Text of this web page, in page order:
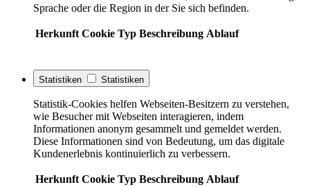
Sprache oder die Region in der Sie sich befinden.
Herkunft Cookie Typ Beschreibung Ablauf
Statistiken Statistiken
Statistik-Cookies helfen Webseiten-Besitzern zu verstehen,
wie Besucher mit Webseiten interagieren, indem
Informationen anonym gesammelt und gemeldet werden.
Diese Informationen sind von Bedeutung, um das digitale
Kundenerlebnis kontinuierlich zu verbessern.
Herkunft Cookie Typ Beschreibung Ablauf